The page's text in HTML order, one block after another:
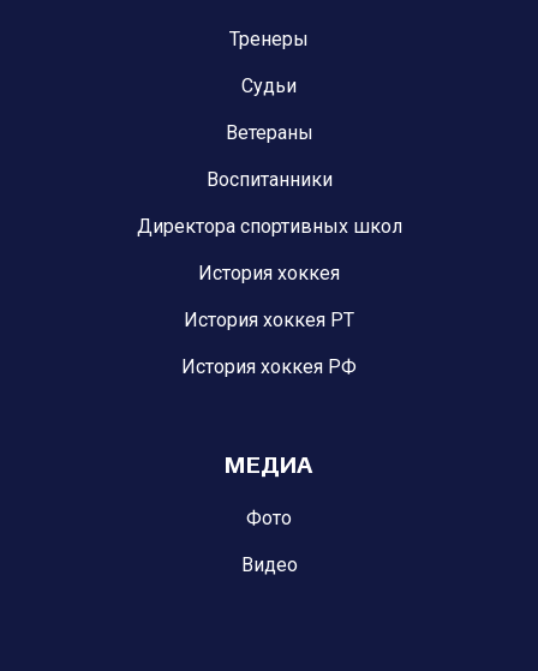
Тренеры
Судьи
Ветераны
Воспитанники
Директора спортивных школ
История хоккея
История хоккея РТ
История хоккея РФ
МЕДИА
Фото
Видео